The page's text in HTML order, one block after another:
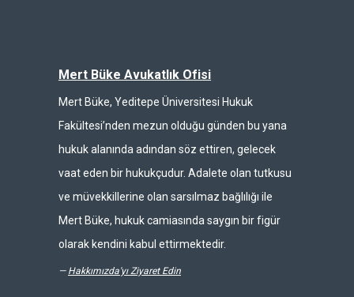
Mert Büke Avukatlık Ofisi
Mert Büke, Yeditepe Üniversitesi Hukuk
Fakültesi’nden mezun olduğu günden bu yana
hukuk alanında adından söz ettiren, gelecek
vaat eden bir hukukçudur. Adalete olan tutkusu
ve müvekkillerine olan sarsılmaz bağlılığı ile
Mert Büke, hukuk camiasında saygın bir figür
olarak kendini kabul ettirmektedir.
— Hakkımızda'yı Ziyaret Edin